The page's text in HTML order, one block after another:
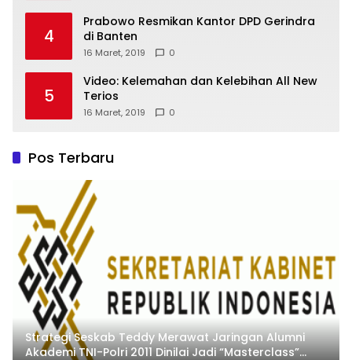
4
Prabowo Resmikan Kantor DPD Gerindra
di Banten
16 Maret, 2019 0
5
Video: Kelemahan dan Kelebihan All New
Terios
16 Maret, 2019 0
Pos Terbaru
Strategi Seskab Teddy Merawat Jaringan Alumni
Akademi TNI-Polri 2011 Dinilai Jadi “Masterclass”